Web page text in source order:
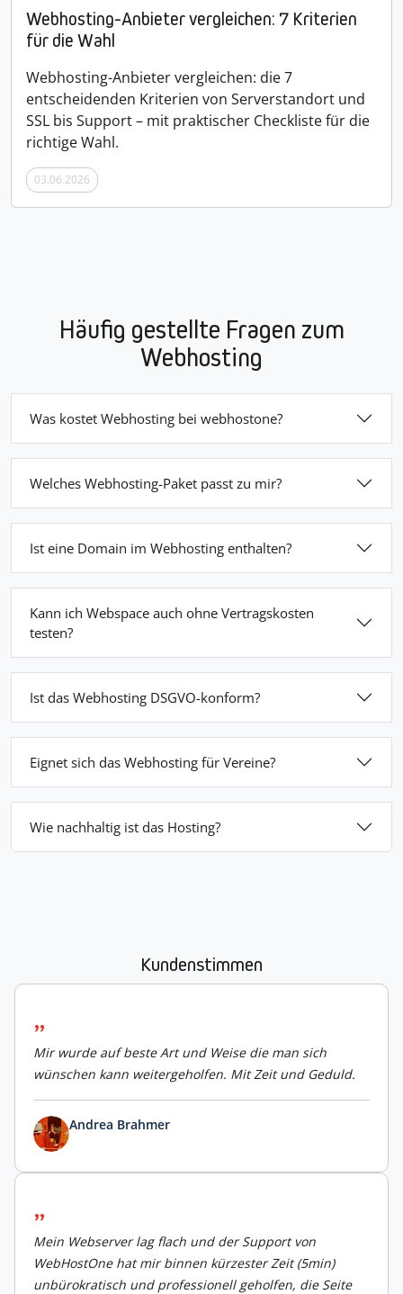
Webhosting-Anbieter vergleichen: 7 Kriterien
für die Wahl
Webhosting-Anbieter vergleichen: die 7
entscheidenden Kriterien von Serverstandort und
SSL bis Support – mit praktischer Checkliste für die
richtige Wahl.
03.06.2026
Häufig gestellte Fragen zum
Webhosting
Was kostet Webhosting bei webhostone?
Welches Webhosting-Paket passt zu mir?
Ist eine Domain im Webhosting enthalten?
Kann ich Webspace auch ohne Vertragskosten
testen?
Ist das Webhosting DSGVO-konform?
Eignet sich das Webhosting für Vereine?
Wie nachhaltig ist das Hosting?
Kundenstimmen
Mir wurde auf beste Art und Weise die man sich
wünschen kann weitergeholfen. Mit Zeit und Geduld.
Andrea Brahmer
Mein Webserver lag flach und der Support von
WebHostOne hat mir binnen kürzester Zeit (5min)
unbürokratisch und professionell geholfen, die Seite